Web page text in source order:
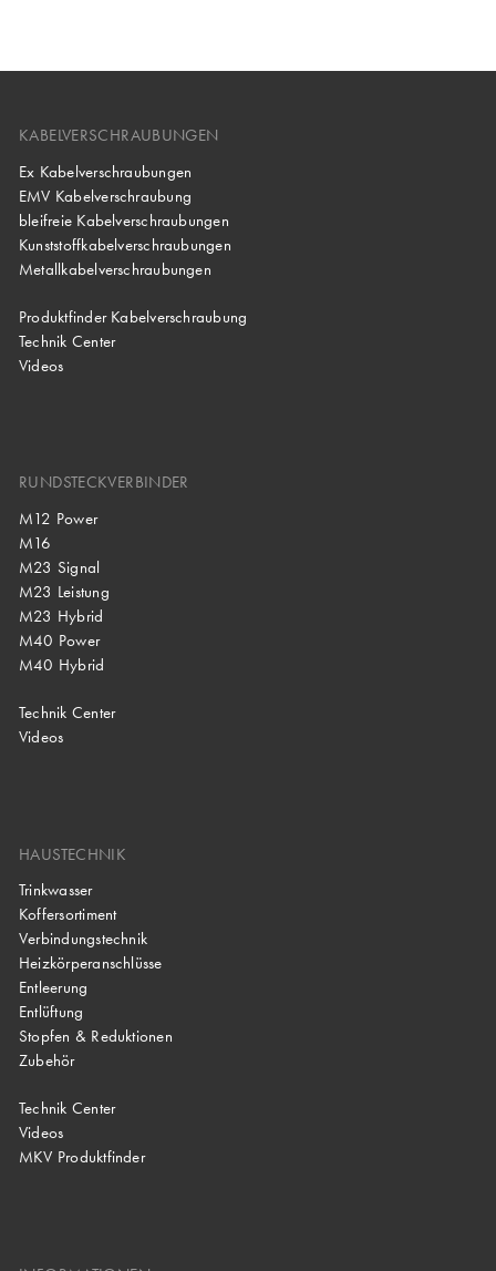
KABELVERSCHRAUBUNGEN
Ex Kabelverschraubungen
EMV Kabelverschraubung
bleifreie Kabelverschraubungen
Kunststoffkabelverschraubungen
Metallkabelverschraubungen
Produktfinder Kabelverschraubung
Technik Center
Videos
RUNDSTECKVERBINDER
M12 Power
M16
M23 Signal
M23 Leistung
M23 Hybrid
M40 Power
M40 Hybrid
Technik Center
Videos
HAUSTECHNIK
Trinkwasser
Koffersortiment
Verbindungstechnik
Heizkörperanschlüsse
Entleerung
Entlüftung
Stopfen & Reduktionen
Zubehör
Technik Center
Videos
MKV Produktfinder